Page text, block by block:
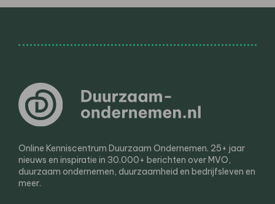
Online Kenniscentrum Duurzaam Ondernemen. 25+ jaar
nieuws en inspiratie in 30.000+ berichten over MVO,
duurzaam ondernemen, duurzaamheid en bedrijfsleven en
meer.